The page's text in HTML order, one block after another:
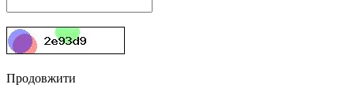
Продовжити